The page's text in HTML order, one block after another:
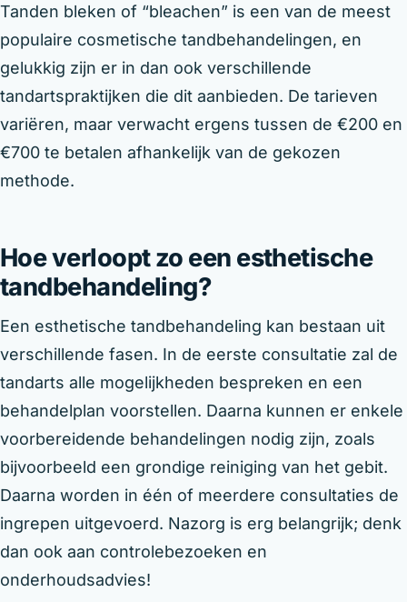
Tanden bleken of “bleachen” is een van de meest
populaire cosmetische tandbehandelingen, en
gelukkig zijn er in dan ook verschillende
tandartspraktijken die dit aanbieden. De tarieven
variëren, maar verwacht ergens tussen de €200 en
€700 te betalen afhankelijk van de gekozen
methode.
Hoe verloopt zo een esthetische
tandbehandeling?
Een esthetische tandbehandeling kan bestaan uit
verschillende fasen. In de eerste consultatie zal de
tandarts alle mogelijkheden bespreken en een
behandelplan voorstellen. Daarna kunnen er enkele
voorbereidende behandelingen nodig zijn, zoals
bijvoorbeeld een grondige reiniging van het gebit.
Daarna worden in één of meerdere consultaties de
ingrepen uitgevoerd. Nazorg is erg belangrijk; denk
dan ook aan controlebezoeken en
onderhoudsadvies!